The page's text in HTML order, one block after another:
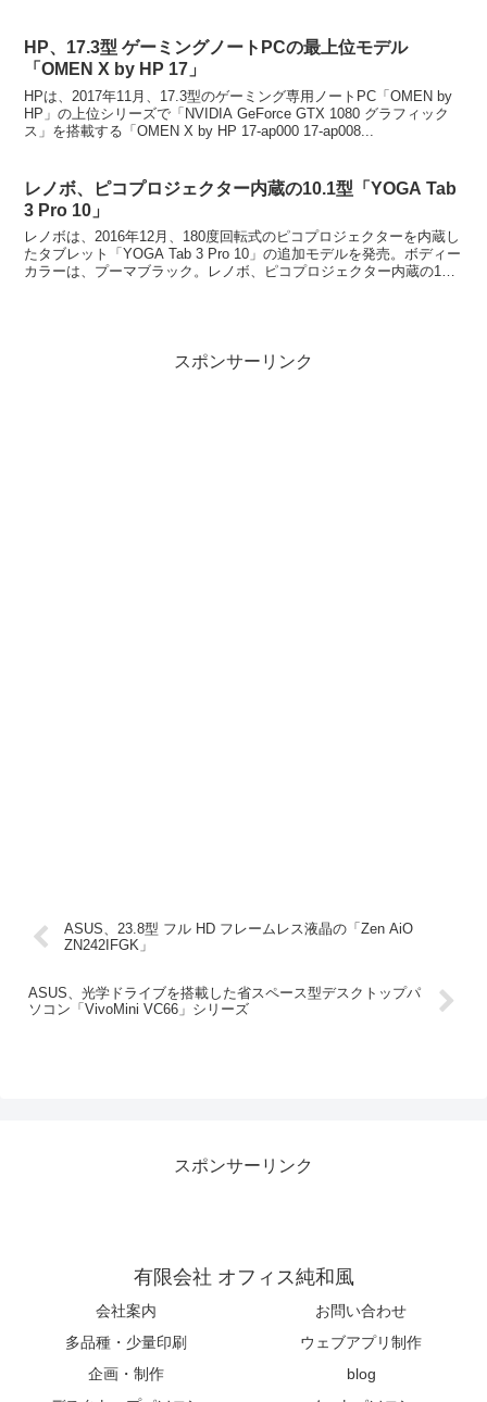
HP、17.3型 ゲーミングノートPCの最上位モデル
「OMEN X by HP 17」
HPは、2017年11月、17.3型のゲーミング専用ノートPC「OMEN by
HP」の上位シリーズで「NVIDIA GeForce GTX 1080 グラフィック
ス」を搭載する「OMEN X by HP 17-ap000 17-ap008...
レノボ、ピコプロジェクター内蔵の10.1型「YOGA Tab
3 Pro 10」
レノボは、2016年12月、180度回転式のピコプロジェクターを内蔵し
たタブレット「YOGA Tab 3 Pro 10」の追加モデルを発売。ボディー
カラーは、プーマブラック。レノボ、ピコプロジェクター内蔵の10.1
スポンサーリンク
ASUS、23.8型 フル HD フレームレス液晶の「Zen AiO
ZN242IFGK」
ASUS、光学ドライブを搭載した省スペース型デスクトップパ
ソコン「VivoMini VC66」シリーズ
スポンサーリンク
有限会社 オフィス純和風
会社案内
お問い合わせ
多品種・少量印刷
ウェブアプリ制作
企画・制作
blog